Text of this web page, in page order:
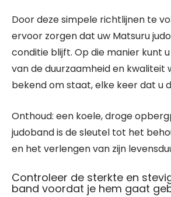
Door deze simpele richtlijnen te
ervoor zorgen dat uw Matsuru
conditie blijft. Op die manier kunt
van de duurzaamheid en kwaliteit
bekend om staat, elke keer dat u
Onthoud: een koele, droge
judoband is de sleutel tot het
en het verlengen van zijn
Controleer de sterkte en
band voordat je hem gaat